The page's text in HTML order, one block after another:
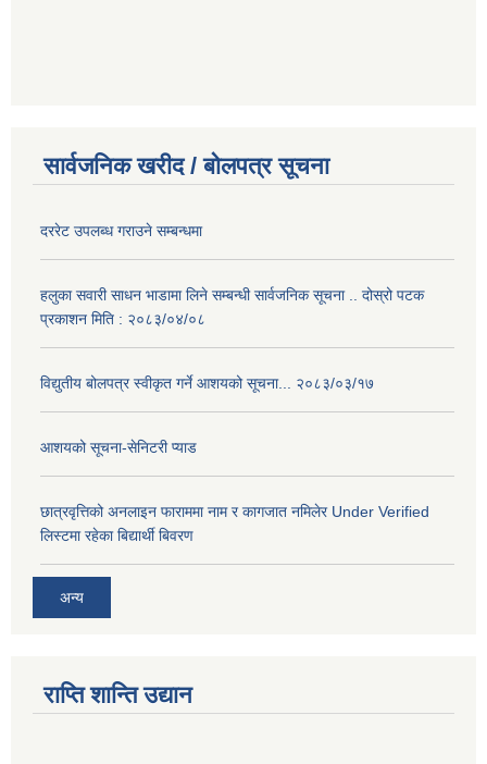
सार्वजनिक खरीद / बोलपत्र सूचना
दररेट उपलब्ध गराउने सम्बन्धमा
हलुका सवारी साधन भाडामा लिने सम्बन्धी सार्वजनिक सूचना .. दोस्रो पटक
प्रकाशन मिति : २०८३/०४/०८
विद्युतीय बोलपत्र स्वीकृत गर्ने आशयको सूचना... २०८३/०३/१७
आशयको सूचना-सेनिटरी प्याड
छात्रवृत्तिको अनलाइन फाराममा नाम र कागजात नमिलेर Under Verified
लिस्टमा रहेका बिद्यार्थी बिवरण
अन्य
राप्ति शान्ति उद्यान